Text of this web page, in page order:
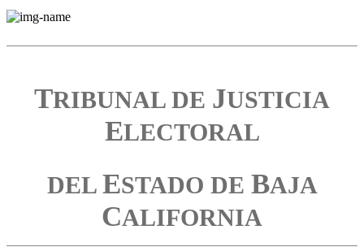
TRIBUNAL DE JUSTICIA
ELECTORAL
DEL ESTADO DE BAJA
CALIFORNIA